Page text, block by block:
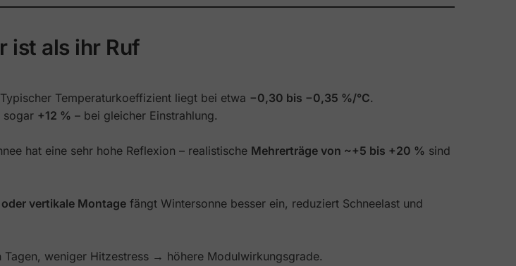
ist als ihr Ruf
Temperaturkoeffizient liegt bei etwa −0,30 bis −0,35 %/°C.
sogar +12 % – bei gleicher Einstrahlung.
hat eine sehr hohe Reflexion – realistische Mehrerträge von ~+5 bis +20 % sind
vertikale Montage fängt Wintersonne besser ein, reduziert Schneelast und
Tagen, weniger Hitzestress → höhere Modulwirkungsgrade.